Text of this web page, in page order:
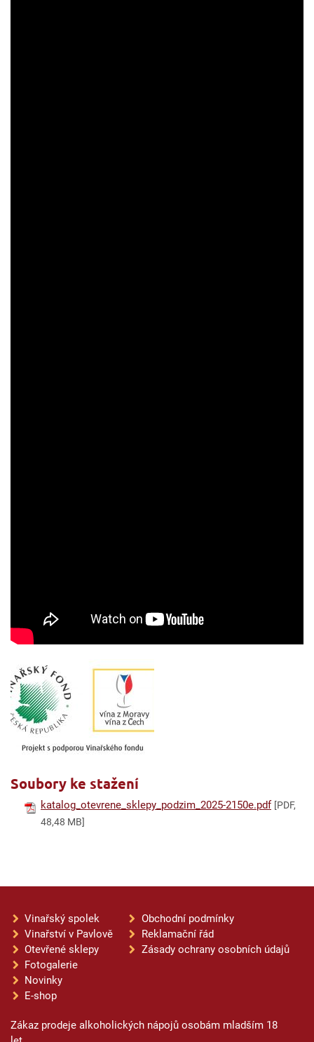
Soubory ke stažení
katalog_otevrene_sklepy_podzim_2025-2150e.pdf [PDF,
48,48 MB]
Vinařský spolek
Vinařství v Pavlově
Otevřené sklepy
Fotogalerie
Novinky
E-shop
Obchodní podmínky
Reklamační řád
Zásady ochrany osobních údajů
Zákaz prodeje alkoholických nápojů osobám mladším 18